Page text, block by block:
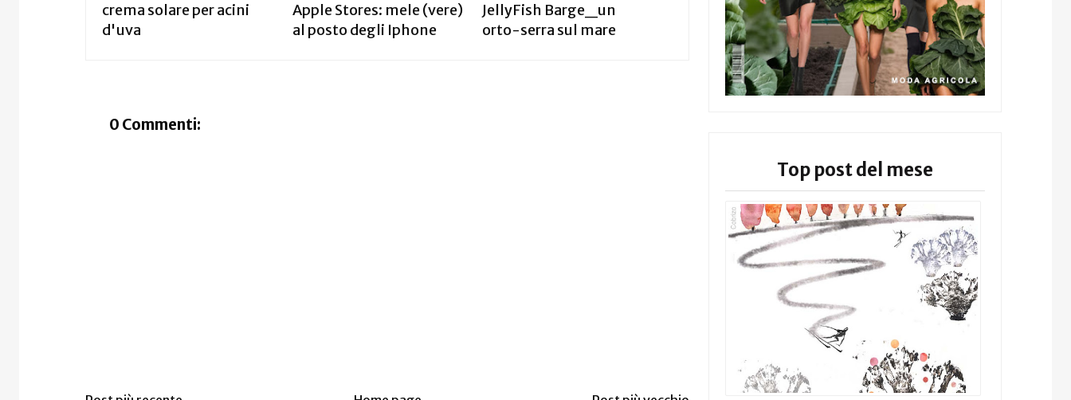
crema solare per acini
d'uva
Apple Stores: mele (vere)
al posto degli Iphone
JellyFish Barge_un
orto-serra sul mare
0 Commenti:
Top post del mese